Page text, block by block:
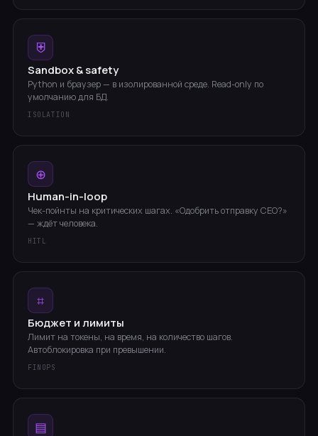
⛨
Sandbox & safety
Python и браузер — в изолированной среде. Read-only по
умолчанию для БД.
ISOLATION
⊕
Human-in-loop
Чек-пойнты на критических шагах. «Одобрить отправку CEO?»
— ждёт человека.
HITL
⌗
Бюджет и лимиты
Лимит на токены, на время, на количество шагов.
Автоблокировка при превышении.
FINOPS
▤